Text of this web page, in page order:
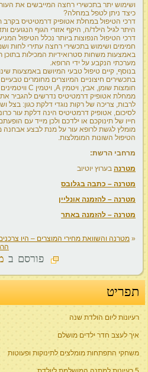
ושימוש יתר בתכשירי רחצה המייבשים את העור.
כיצד ניתן לטפל במחלה?
דרכי הטיפול במחלת אטופיק דרמטיטיס בקרב
היתר לגיל הילד/ה, היקף אזורי הגוף הנגועים
דרכי הטיפול הנפוצות ביותר נכלל הטיפול
חמימים ושימוש בתכשירי רחצה עתירי לחות
באמצעות משחות סטרואידיות המכילות בתוכן
מערכתי הנקבע על ידי הרופא.
בנוסף, קיים טיפול טבעי המיושם באמצעות
בתכשירים חיצוניים המיוצרים מחומרים
ממחלת אטופיק דרמטיטיס נדרשים להגביר את
לרבות, צריכה של רקות נוגדי דלקת כגון: בצל
לסיכום, אטופיק דרמטיטיס הינה דלקת עור
חייו של תינוקכם או ילדכם ולכן מייד עם
מומלץ לגשת לרופא עור על מנת לבצע אבחנה
הטיפול השונות המומלצות.
מרחבי הרשת:
מטרנה בערוץ יוטיוב
מטרנה – כתבה בגלובס
מטרנה – להזמנה אונליין
מטרנה – להזמנה באתר
« מטרנה והשוואת מחירי המוצרים – היו
פורסם ב
תפריט
רעיונות ליום הולדת שנה
איך לעצב חדר ילדים מושלם
משחקי התפתחות מומלצים לתינוקות ופעוטות